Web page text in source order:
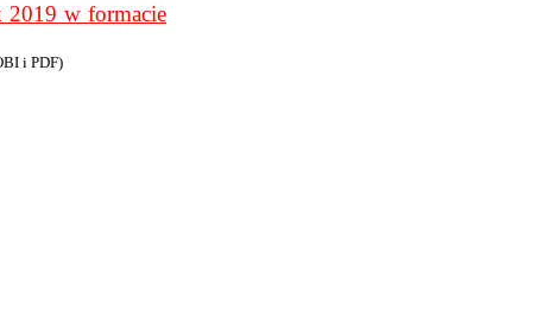
w formacie
i PDF)